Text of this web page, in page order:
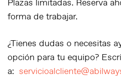
Plazas limitadas. Reserva
forma de trabajar.
¿Tienes dudas o necesitas
opción para tu equipo?
a: